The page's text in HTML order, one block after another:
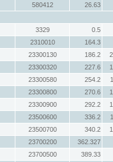
580412
26.63
3329
0.5
2310010
164.3
23300130 186.2
23300320 227.6
23300580 254.2
23300800 270.6
23300900 292.2
23500600 336.2
23500700 340.2
23700200
362.327
23700500
389.33